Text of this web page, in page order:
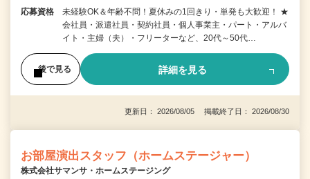
応募資格
未経験OK＆年齢不問！夏休みの1回きり・単発も大歓迎！ ★
会社員・派遣社員・契約社員・個人事業主・パート・アルバ
イト・主婦（夫）・フリーターなど、20代～50代…
後で見る 詳細を見る
更新日： 2026/08/05 掲載終了日： 2026/08/30
お部屋演出スタッフ（ホームステージャー）
株式会社サマンサ・ホームステージング